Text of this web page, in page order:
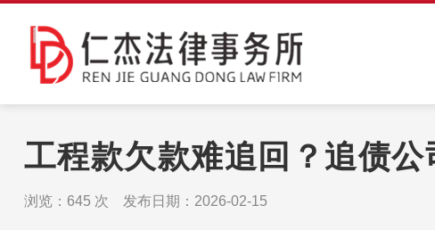
工程款欠款难追回？追债公
浏览： 645 次 发布日期：2026-02-15